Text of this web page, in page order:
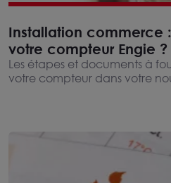
Installation commerce
votre compteur Engie ?
Les étapes et documents à
votre compteur dans votre